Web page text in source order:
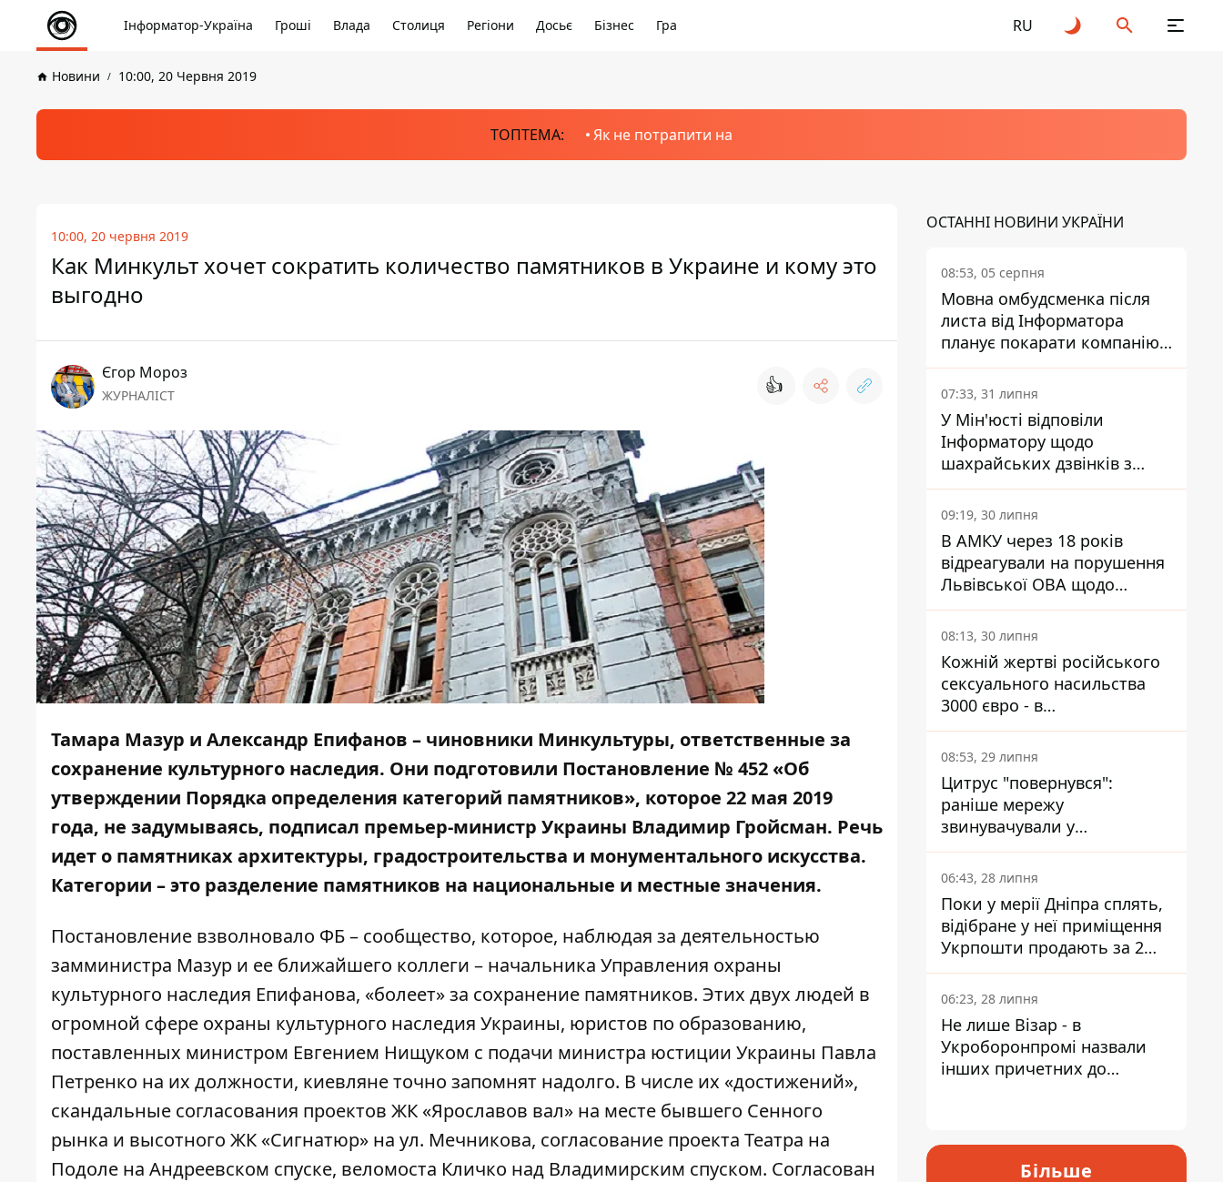
Інформатор-Україна Гроші Влада Столиця Регіони Досьє Бізнес Гра RU
Новини 10:00, 20 Червня 2019
ТОПТЕМА: Як не потрапити на
10:00, 20 червня 2019
Как Минкульт хочет сократить количество памятников в Украине и кому это
выгодно
Єгор Мороз
ЖУРНАЛІСТ 👍
Тамара Мазур и Александр Епифанов – чиновники Минкультуры, ответственные за
сохранение культурного наследия. Они подготовили Постановление № 452 «Об
утверждении Порядка определения категорий памятников», которое 22 мая 2019
года, не задумываясь, подписал премьер-министр Украины Владимир Гройсман. Речь
идет о памятниках архитектуры, градостроительства и монументального искусства.
Категории – это разделение памятников на национальные и местные значения.
Постановление взволновало ФБ – сообщество, которое, наблюдая за деятельностью
замминистра Мазур и ее ближайшего коллеги – начальника Управления охраны
культурного наследия Епифанова, «болеет» за сохранение памятников. Этих двух людей в
огромной сфере охраны культурного наследия Украины, юристов по образованию,
поставленных министром Евгением Нищуком с подачи министра юстиции Украины Павла
Петренко на их должности, киевляне точно запомнят надолго. В числе их «достижений»,
скандальные согласования проектов ЖК «Ярославов вал» на месте бывшего Сенного
рынка и высотного ЖК «Сигнатюр» на ул. Мечникова, согласование проекта Театра на
Подоле на Андреевском спуске, веломоста Кличко над Владимирским спуском. Согласован
ОСТАННІ НОВИНИ УКРАЇНИ
08:53, 05 серпня
Мовна омбудсменка після
листа від Інформатора
планує покарати компанію-
підрядника ПриватБанку
07:33, 31 липня
У Мін'юсті відповіли
Інформатору щодо
шахрайських дзвінків з
камери Сумського СІЗО так,
що ніхто нічого не зрозумів
09:19, 30 липня
В АМКУ через 18 років
відреагували на порушення
Львівської ОВА щодо
харчування у закладах
освіти
08:13, 30 липня
Кожній жертві російського
сексуального насильства
3000 євро - в
Мінсоцполітики пояснили
Інформатору, звідки на це
гроші
08:53, 29 липня
Цитрус "повернувся":
раніше мережу
звинувачували у
контрабанді техніки та
ухиленні від сплати
податків
06:43, 28 липня
Поки у мерії Дніпра сплять,
відібране у неї приміщення
Укрпошти продають за 2
мільйони
06:23, 28 липня
Не лише Візар - в
Укроборонпромі назвали
інших причетних до
Більше